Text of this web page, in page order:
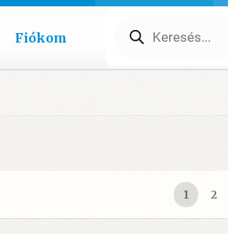
Fiókom search
1 2